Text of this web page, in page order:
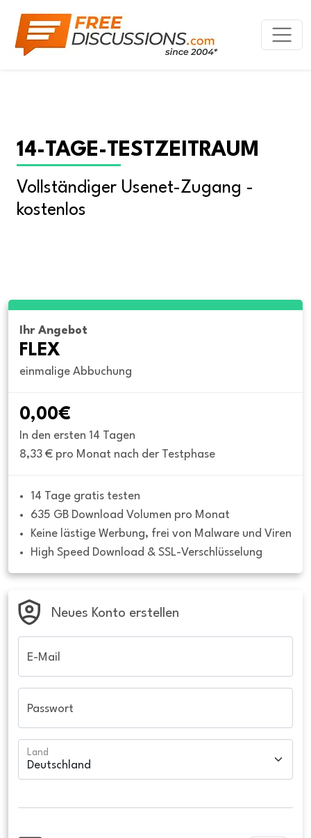
14-TAGE-TESTZEITRAUM
Vollständiger Usenet-Zugang -
kostenlos
Ihr Angebot
FLEX
einmalige Abbuchung
0,00€
In den ersten 14 Tagen
8,33 € pro Monat nach der Testphase
14 Tage gratis testen
635 GB Download Volumen pro Monat
Keine lästige Werbung, frei von Malware und Viren
High Speed Download & SSL-Verschlüsselung
Neues Konto erstellen
E-Mail
Passwort
Land